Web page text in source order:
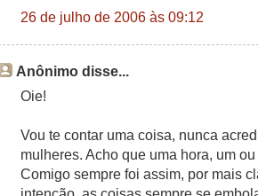
26 de julho de 2006 às 09:12
Anônimo disse...
Oie!
Vou te contar uma coisa, nunca
mulheres. Acho que uma hora, um
Comigo sempre foi assim, por mais